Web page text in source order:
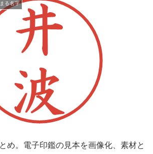
る名字
め。電子印鑑の見本を画像化、素材と